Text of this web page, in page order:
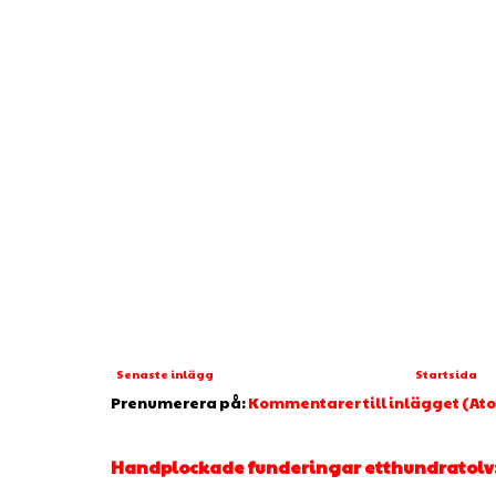
Senaste inlägg Startsida
Prenumerera på:Kommentarer till inlägget
Handplockade funderingar